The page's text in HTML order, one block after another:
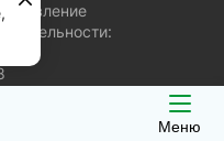
Меню